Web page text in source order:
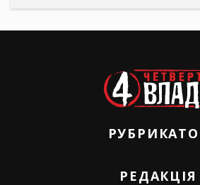
РЕДАКЦІЯ